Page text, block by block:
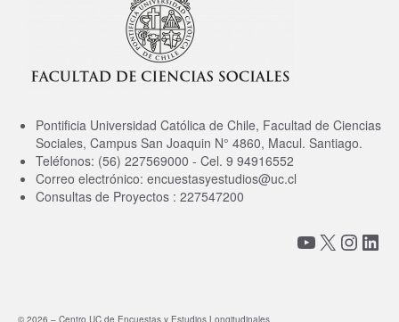
Pontificia Universidad Católica de Chile, Facultad de Ciencias
Sociales, Campus San Joaquin N° 4860, Macul. Santiago.
Teléfonos: (56) 227569000 - Cel. 9 94916552
Correo electrónico: encuestasyestudios@uc.cl
Consultas de Proyectos : 227547200
YouTube
X
© 2026 – Centro UC de Encuestas y Estudios Longitudinales